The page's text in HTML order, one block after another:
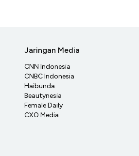
Jaringan Media
CNN Indonesia
CNBC Indonesia
Haibunda
Beautynesia
Female Daily
CXO Media